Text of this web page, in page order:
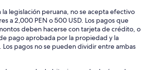
la legislación peruana, no se acepta efectivo
a 2,000 PEN o 500 USD. Los pagos que
deben hacerse con tarjeta de crédito, o
pago aprobada por la propiedad y la
Los pagos no se pueden dividir entre ambas